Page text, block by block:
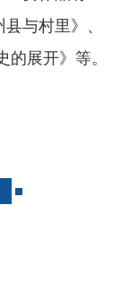
与村里》、
的展开》等。